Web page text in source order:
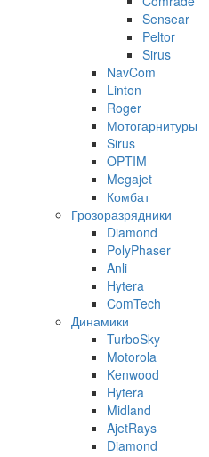
Sensear
Peltor
Sirus
NavCom
Linton
Roger
Мотогарнитуры
Sirus
OPTIM
Megajet
Комбат
Грозоразрядники
Diamond
PolyPhaser
Anli
Hytera
ComTech
Динамики
TurboSky
Motorola
Kenwood
Hytera
Midland
AjetRays
Diamond